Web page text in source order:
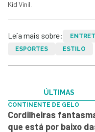
Kid Vinil.
Leia mais sobre:
ESPORTES
ESTILO
ÚLTIMAS
CONTINENTE DE GELO
Cordilheiras
que está por baixo